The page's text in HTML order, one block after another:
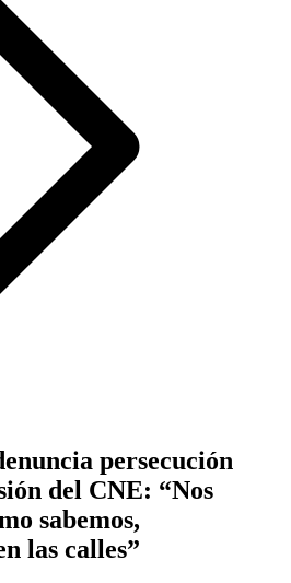
persecución
del CNE: “Nos
sabemos,
las calles”